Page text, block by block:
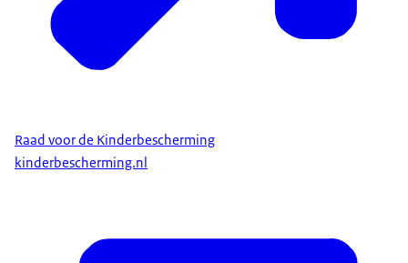
Raad voor de Kinderbescherming
kinderbescherming.nl